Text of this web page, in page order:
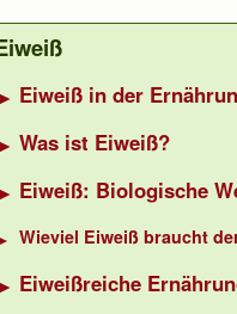
Eiweiß in der
Was ist Eiweiß?
Eiweiß: Biologische
Wieviel Eiweiß braucht
Eiweißreiche